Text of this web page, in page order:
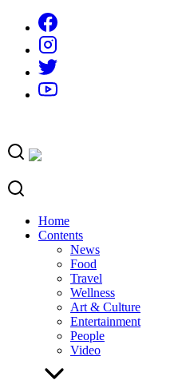
content
Home
Contents
News
Food
Travel
Wellness
Art & Culture
Entertainment
People
Video